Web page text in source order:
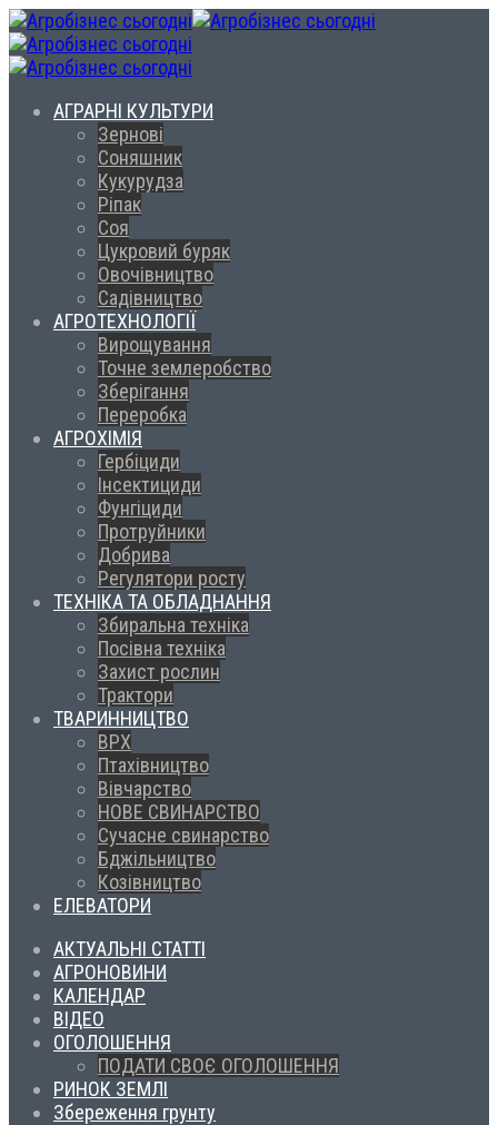
АГРАРНІ КУЛЬТУРИ
Зернові
Соняшник
Кукурудза
Ріпак
Соя
Цукровий буряк
Овочівництво
Садівництво
АГРОТЕХНОЛОГІЇ
Вирощування
Точне землеробство
Зберігання
Переробка
АГРОХІМІЯ
Гербіциди
Інсектициди
Фунгіциди
Протруйники
Добрива
Регулятори росту
ТЕХНІКА ТА ОБЛАДНАННЯ
Збиральна техніка
Посівна техніка
Захист рослин
Трактори
ТВАРИННИЦТВО
ВРХ
Птахівництво
Вівчарство
НОВЕ СВИНАРСТВО
Сучасне свинарство
Бджільництво
Козівництво
ЕЛЕВАТОРИ
АКТУАЛЬНІ СТАТТІ
АГРОНОВИНИ
КАЛЕНДАР
ВІДЕО
ОГОЛОШЕННЯ
ПОДАТИ СВОЄ ОГОЛОШЕННЯ
РИНОК ЗЕМЛІ
Збереження грунту